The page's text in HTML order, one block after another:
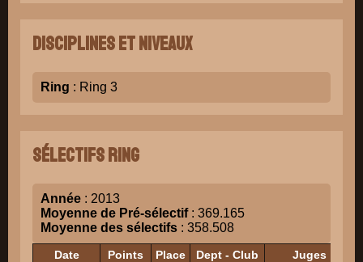
Disciplines et niveaux
Ring : Ring 3
Sélectifs Ring
Année : 2013
Moyenne de Pré-sélectif: 369.165
Moyenne des sélectifs : 358.508
Date Points Place Dept - Club Juges